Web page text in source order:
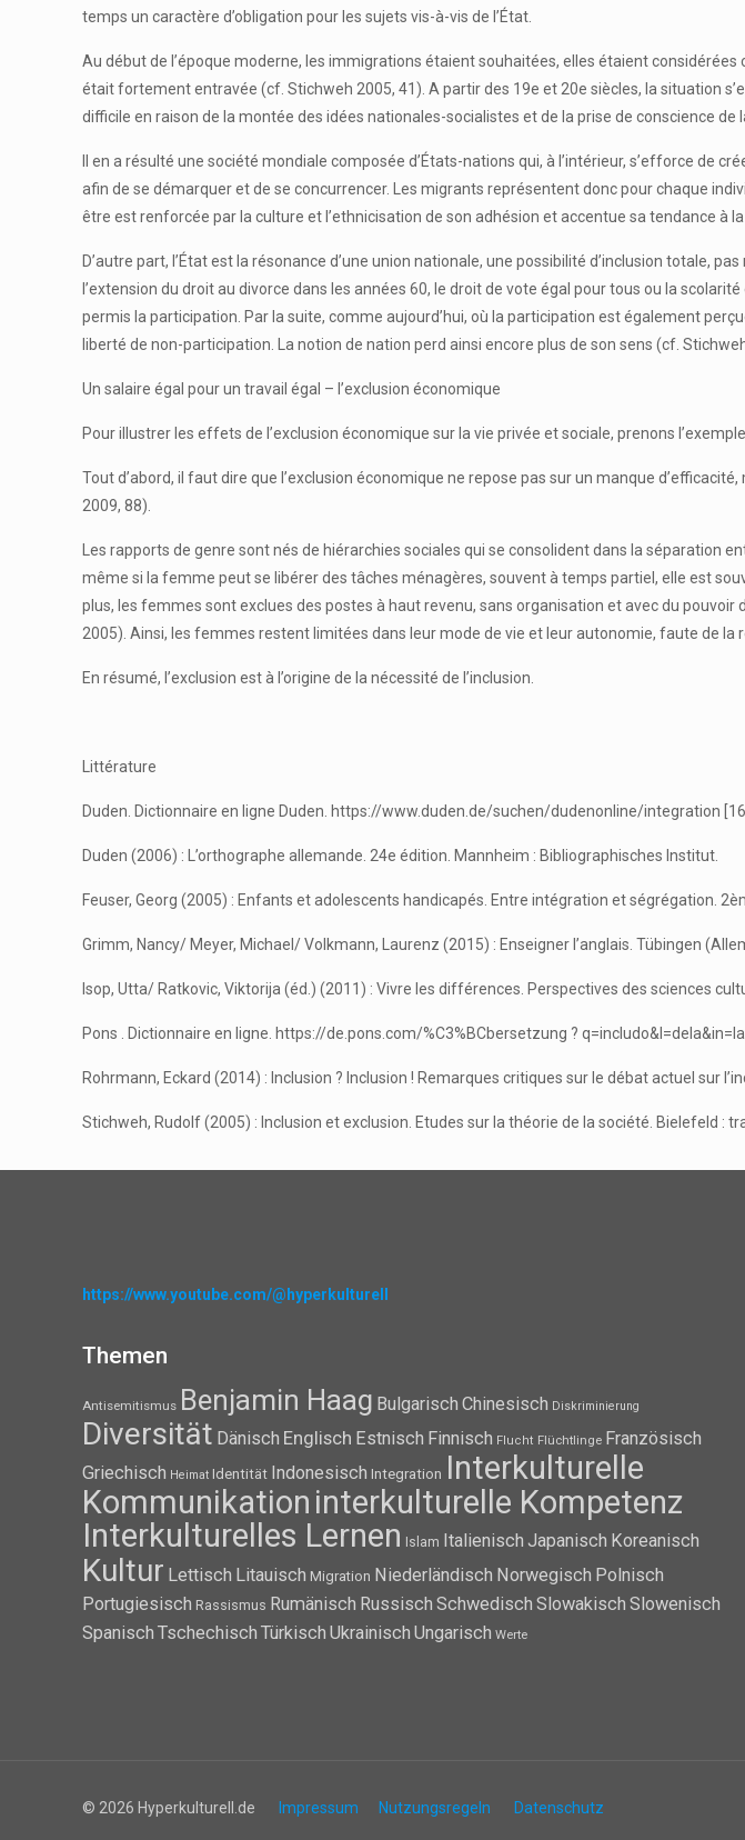
temps un caractère d’obligation pour les sujets vis-à-vis de l’État.
Au début de l’époque moderne, les immigrations étaient souhaitées, elles étaient
était fortement entravée (cf. Stichweh 2005, 41). A partir des 19e et 20e siècles, la situation
difficile en raison de la montée des idées nationales-socialistes et de la prise de conscience
Il en a résulté une société mondiale composée d’États-nations qui, à l’intérieur, s’efforce de
afin de se démarquer et de se concurrencer. Les migrants représentent donc pour chaque
être est renforcée par la culture et l’ethnicisation de son adhésion et accentue sa tendance à
D’autre part, l’État est la résonance d’une union nationale, une possibilité d’inclusion totale,
l’extension du droit au divorce dans les années 60, le droit de vote égal pour tous ou la
permis la participation. Par la suite, comme aujourd’hui, où la participation est également
liberté de non-participation. La notion de nation perd ainsi encore plus de son sens (cf.
Un salaire égal pour un travail égal – l’exclusion économique
Pour illustrer les effets de l’exclusion économique sur la vie privée et sociale, prenons
Tout d’abord, il faut dire que l’exclusion économique ne repose pas sur un manque
2009, 88).
Les rapports de genre sont nés de hiérarchies sociales qui se consolident dans la séparation
même si la femme peut se libérer des tâches ménagères, souvent à temps partiel, elle est
plus, les femmes sont exclues des postes à haut revenu, sans organisation et avec du
2005). Ainsi, les femmes restent limitées dans leur mode de vie et leur autonomie, faute de
En résumé, l’exclusion est à l’origine de la nécessité de l’inclusion.
Littérature
Duden. Dictionnaire en ligne Duden. https://www.duden.de/suchen/dudenonline/integration
Duden (2006) : L’orthographe allemande. 24e édition. Mannheim : Bibliographisches Institut.
Feuser, Georg (2005) : Enfants et adolescents handicapés. Entre intégration et ségrégation.
Grimm, Nancy/ Meyer, Michael/ Volkmann, Laurenz (2015) : Enseigner l’anglais. Tübingen
Isop, Utta/ Ratkovic, Viktorija (éd.) (2011) : Vivre les différences. Perspectives des sciences
Pons . Dictionnaire en ligne. https://de.pons.com/%C3%BCbersetzung ?
Rohrmann, Eckard (2014) : Inclusion ? Inclusion ! Remarques critiques sur le débat actuel sur
Stichweh, Rudolf (2005) : Inclusion et exclusion. Etudes sur la théorie de la société. Bielefeld :
https://www.youtube.com/@hyperkulturell
Themen
Antisemitismus Benjamin Haag Bulgarisch Chinesisch Diskriminierung
Diversität Dänisch Englisch Estnisch Finnisch Flucht Flüchtlinge Französisch
Griechisch Heimat Identität Indonesisch Integration Interkulturelle
Kommunikation interkulturelle Kompetenz
Interkulturelles Lernen
Islam Italienisch Japanisch Koreanisch
Kultur Lettisch Litauisch Migration Niederländisch Norwegisch Polnisch
Portugiesisch Rassismus Rumänisch Russisch Schwedisch Slowakisch Slowenisch
Spanisch Tschechisch Türkisch Ukrainisch Ungarisch Werte
© 2026 Hyperkulturell.de Impressum Nutzungsregeln Datenschutz